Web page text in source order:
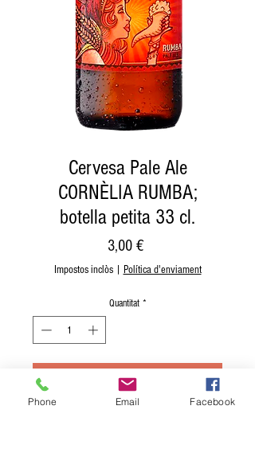
Cervesa Pale Ale
CORNÈLIA RUMBA;
botella petita 33 cl.
3,00 €Price
Impostos inclòs| Política d'enviament
Quantitat *
Afegeix a la cistella
Phone Email Facebook